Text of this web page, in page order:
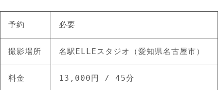
予約 必要
撮影場所 名駅ELLEスタジオ（愛知県名古屋市）
料金 13,000円 / 45分